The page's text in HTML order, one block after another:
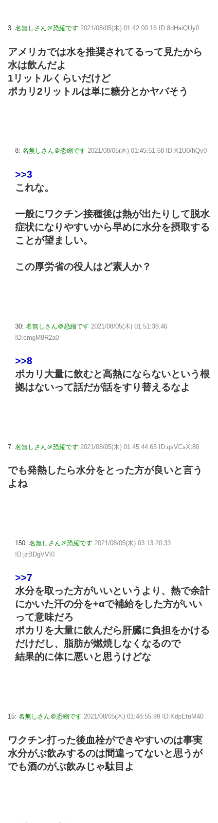
3: 名無しさん＠恐縮です 2021/08/05(木) 01:42:00.16 ID:8dHaiQUy0
アメリカでは水を推奨されてるって見たから
水は飲んだよ
1リットルくらいだけど
ポカリ2リットルは単に糖分とかヤバそう
8: 名無しさん＠恐縮です 2021/08/05(木) 01:45:51.68 ID:K1U0/hQy0
>>3
これな。
一般にワクチン接種後は熱が出たりして脱水
症状になりやすいから早めに水分を摂取する
ことが望ましい。
この厚労省の役人はど素人か？
30: 名無しさん＠恐縮です 2021/08/05(木) 01:51:38.46
ID:cmgM8R2a0
>>8
ポカリ大量に飲むと高熱にならないという根
拠はないって話だが話をすり替えるなよ
7: 名無しさん＠恐縮です 2021/08/05(木) 01:45:44.65 ID:qsVCsXt80
でも発熱したら水分をとった方が良いと言う
よね
150: 名無しさん＠恐縮です 2021/08/05(木) 03:13:20.33
ID:jzBDgVVI0
>>7
水分を取った方がいいというより、熱で余計
にかいた汗の分を+αで補給をした方がいい
って意味だろ
ポカリを大量に飲んだら肝臓に負担をかける
だけだし、脂肪が燃焼しなくなるので
結果的に体に悪いと思うけどな
15: 名無しさん＠恐縮です 2021/08/05(木) 01:48:55.99 ID:KdpEtuM40
ワクチン打った後血栓ができやすいのは事実
水分がぶ飲みするのは間違ってないと思うが
でも酒のがぶ飲みじゃ駄目よ